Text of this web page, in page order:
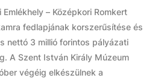
– Középkori Romkert
fedlapjának korszerűsítése és
nettó 3 millió forintos pályázati
A Szent István Király Múzeum
végéig elkészülnek a